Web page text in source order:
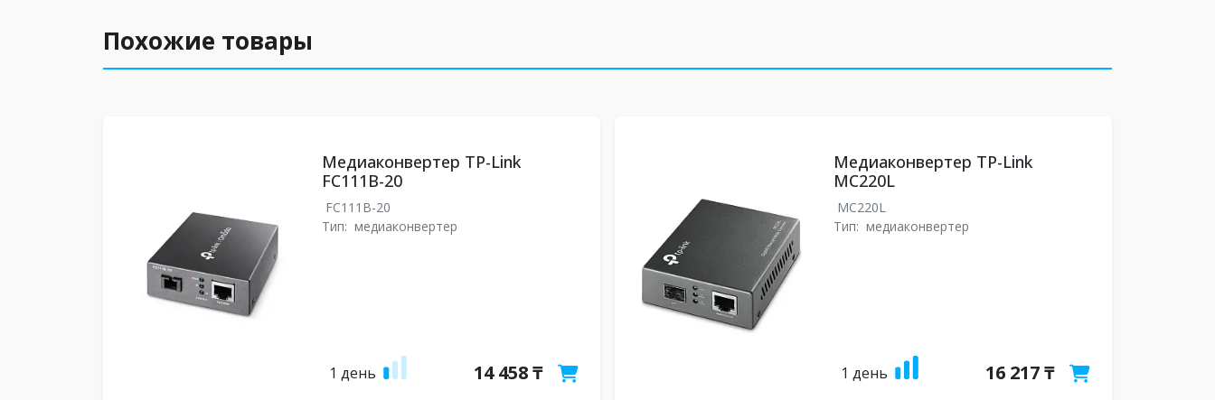
Похожие товары
Медиаконвертер TP-Link
FC111B-20
FC111B-20
Тип: медиаконвертер
1 день 14 458 ₸
Медиаконвертер TP-Link
MC220L
MC220L
Тип: медиаконвертер
1 день 16 217 ₸